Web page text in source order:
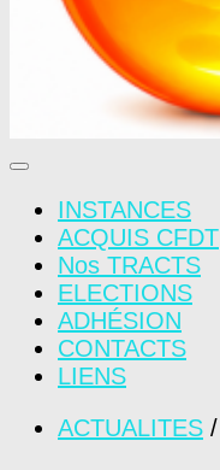
INSTANCES
ACQUIS CFDT
Nos TRACTS
ELECTIONS
ADHÉSION
CONTACTS
LIENS
ACTUALITES /